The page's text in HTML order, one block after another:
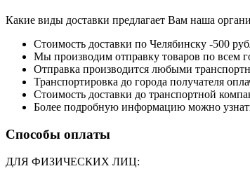
Какие виды доставки предлагает Вам наша
Стоимость доставки по Челябинску -500
Мы производим отправку товаров по всем
Отправка производится любыми
Транспортировка до города получателя
Стоимость доставки до транспортной
Более подробную информацию можно
Способы оплаты
ДЛЯ ФИЗИЧЕСКИХ ЛИЦ: